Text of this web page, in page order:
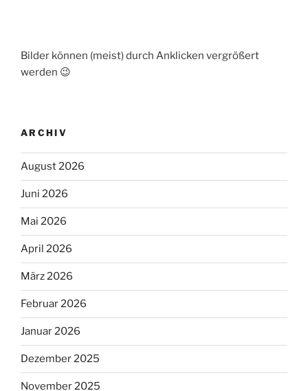
Bilder können (meist) durch Anklicken vergrößert
werden 😉
ARCHIV
August 2026
Juni 2026
Mai 2026
April 2026
März 2026
Februar 2026
Januar 2026
Dezember 2025
November 2025